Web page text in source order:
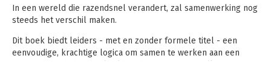
In een wereld die razendsnel verandert, zal samenwerking nog
steeds het verschil maken.
Dit boek biedt leiders - met en zonder formele titel - een
eenvoudige, krachtige logica om samen te werken aan een